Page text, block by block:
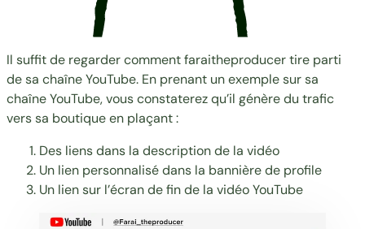
Il suffit de regarder commentfaraitheproducertire parti
de sa chaîne YouTube. En prenant un exemple sur sa
chaîne YouTube, vous constaterez qu’il génère du trafic
vers sa boutique en plaçant :
Des liens dans la description de la vidéo
Un lien personnalisé dans la bannière de profile
Un lien sur l’écran de fin de la vidéo YouTube